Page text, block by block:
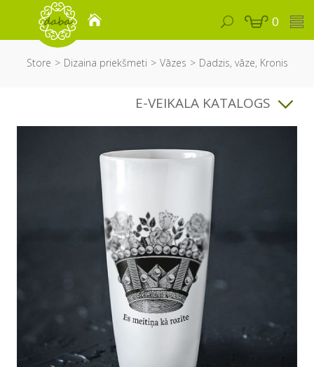
0
Store Dizaina priekšmeti Vāzes Dadzis, vāze, Kronis
E-VEIKALA KATALOGS